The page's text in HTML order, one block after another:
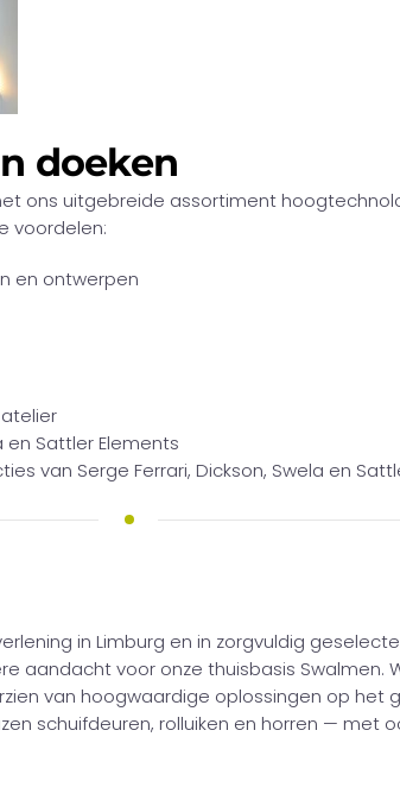
doeken
ons uitgebreide assortiment
voordelen:
en ontwerpen
Sattler Elements
van Serge Ferrari, Dickson, Swela en
in Limburg en in zorgvuldig
aandacht voor onze thuisbasis Swalmen.
van hoogwaardige oplossingen op het
schuifdeuren, rolluiken en horren — met